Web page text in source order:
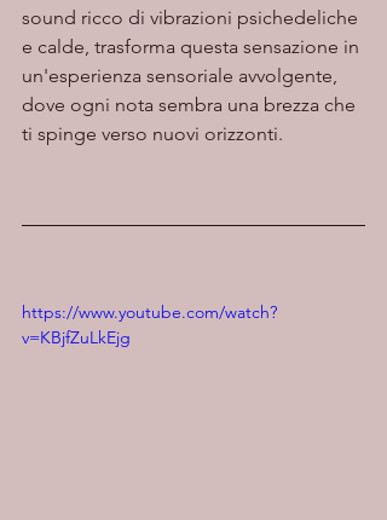
sound ricco di vibrazioni psichedeliche
e calde, trasforma questa sensazione in
un'esperienza sensoriale avvolgente,
dove ogni nota sembra una brezza che
ti spinge verso nuovi orizzonti.
https://www.youtube.com/watch?
v=KBjfZuLkEjg